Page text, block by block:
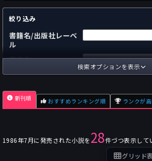
絞り込み
書籍名/出版社レーベ
ル
著者名
国内
海外
出版社
フォーマット
単行本
～
検索オプションを表示
新刊順 おすすめランキング順 ランクが
1986年7月に発売された小説を28件づつ表示して
グリッド